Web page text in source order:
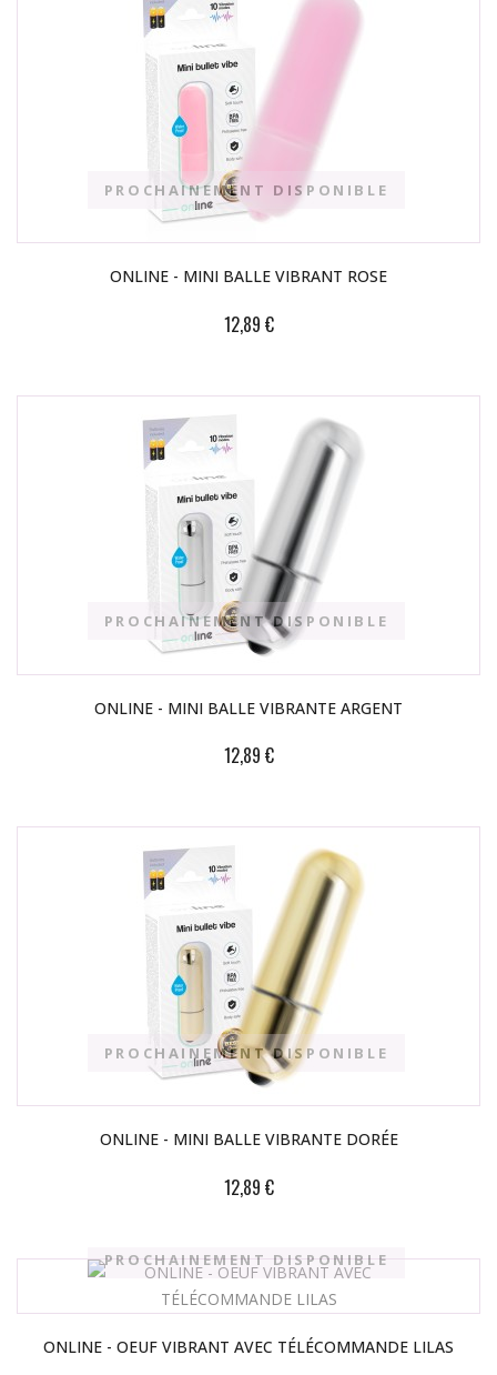
ONLINE - MINI BALLE VIBRANT ROSE
12,89 €
PROCHAINEMENT DISPONIBLE
ONLINE - MINI BALLE VIBRANTE ARGENT
12,89 €
PROCHAINEMENT DISPONIBLE
ONLINE - MINI BALLE VIBRANTE DORÉE
12,89 €
PROCHAINEMENT DISPONIBLE
ONLINE - OEUF VIBRANT AVEC TÉLÉCOMMANDE LILAS
PROCHAINEMENT DISPONIBLE